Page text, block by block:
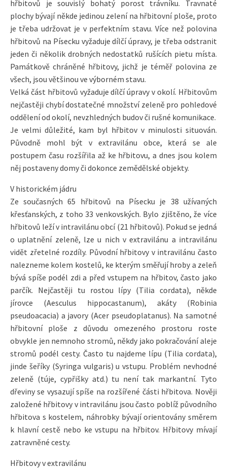
hřbitovů je souvislý bohatý porost trávníku. Travnaté
plochy bývají někde jedinou zelení na hřbitovní ploše, proto
je třeba udržovat je v perfektním stavu. Více než polovina
hřbitovů na Písecku vyžaduje dílčí úpravy, je třeba odstranit
jeden či několik drobných nedostatků rušících pietu místa.
Památkově chráněné hřbitovy, jichž je téměř polovina ze
všech, jsou většinou ve výborném stavu.
Velká část hřbitovů vyžaduje dílčí úpravy v okolí. Hřbitovům
nejčastěji chybí dostatečné množství zeleně pro pohledové
oddělení od okolí, nevzhledných budov či rušné komunikace.
Je velmi důležité, kam byl hřbitov v minulosti situován.
Původně mohl být v extravilánu obce, která se ale
postupem času rozšířila až ke hřbitovu, a dnes jsou kolem
něj postaveny domy či dokonce zemědělské objekty.
V historickém jádru
Ze současných 65 hřbitovů na Písecku je 38 užívaných
křesťanských, z toho 33 venkovských. Bylo zjištěno, že více
hřbitovů leží v intravilánu obcí (21 hřbitovů). Pokud se jedná
o uplatnění zeleně, lze u nich v extravilánu a intravilánu
vidět zřetelné rozdíly. Původní hřbitovy v intravilánu často
nalezneme kolem kostelů, ke kterým směřují hroby a zeleň
bývá spíše podél zdi a před vstupem na hřbitov, často jako
parčík. Nejčastěji tu rostou lípy (Tilia cordata), někde
jírovce (Aesculus hippocastanum), akáty (Robinia
pseudoacacia) a javory (Acer pseudoplatanus). Na samotné
hřbitovní ploše z důvodu omezeného prostoru roste
obvykle jen nemnoho stromů, někdy jako pokračování aleje
stromů podél cesty. Často tu najdeme lípu (Tilia cordata),
jinde šeříky (Syringa vulgaris) u vstupu. Problém nevhodné
zeleně (túje, cypřišky atd.) tu není tak markantní. Tyto
dřeviny se vysazují spíše na rozšířené části hřbitova. Nověji
založené hřbitovy v intravilánu jsou často poblíž původního
hřbitova s kostelem, náhrobky bývají orientovány směrem
k hlavní cestě nebo ke vstupu na hřbitov. Hřbitovy mívají
zatravněné cesty.
Hřbitovy v extravilánu